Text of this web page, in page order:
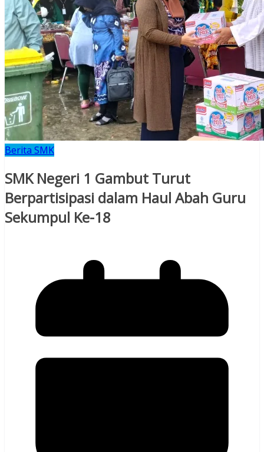
Berita SMK
SMK Negeri 1 Gambut Turut
Berpartisipasi dalam Haul Abah Guru
Sekumpul Ke-18